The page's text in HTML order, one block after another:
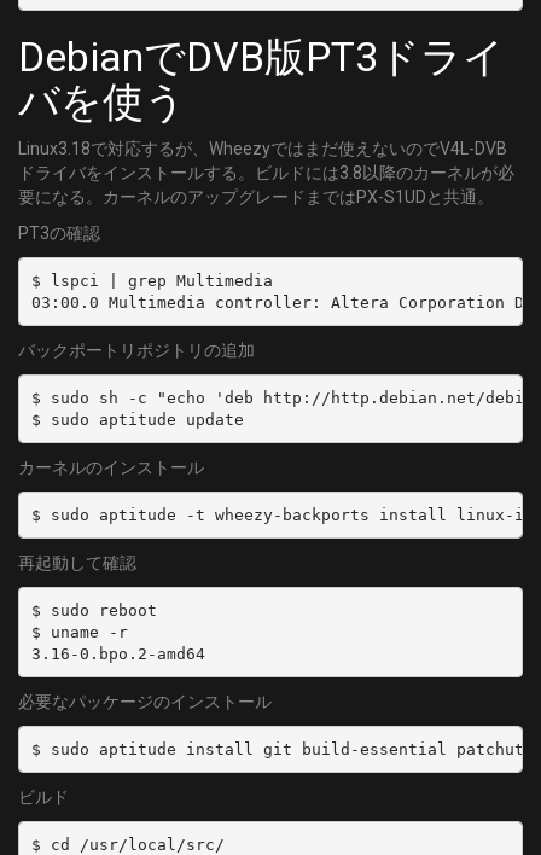
  channel: BS21_0
- name: BS21_1
  channel: BS21_1
  type: BS
- name: BS23_0
  type: BS
  channel: BS23_0
  type: BS
  channel: BS23_1
  type: BS
  channel: BS23_2
# CS
  type: CS
  channel: CS2
  type: CS
  channel: CS4
DebianでDVB版PT3ドライ
バを使う
Linux3.18で対応するが、Wheezyではまだ使えないのでV4L-DVB
ドライバをインストールする。ビルドには3.8以降のカーネルが必
要になる。カーネルのアップグレードまではPX-S1UDと共通。
PT3の確認
$ lspci | grep Multimedia
03:00.0 Multimedia controller: Altera Corporation
バックポートリポジトリの追加
$ sudo sh -c "echo 'deb http://http.debian.net/
$ sudo aptitude update
カーネルのインストール
$ sudo aptitude -t wheezy-backports install linux-
再起動して確認
$ sudo reboot
$ uname -r
3.16-0.bpo.2-amd64
必要なパッケージのインストール
$ sudo aptitude install git build-essential patchutils
ビルド
$ cd /usr/local/src/